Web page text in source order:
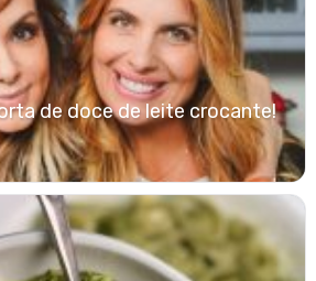
de doce de leite crocante!